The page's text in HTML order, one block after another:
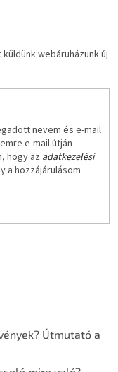
webáruházunk új
nevem és e-mail
e-mail útján
hogy az adatkezelési
a hozzájárulásom
Útmutató a